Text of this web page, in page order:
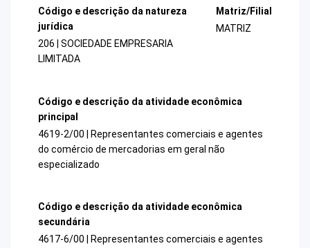
Código e descrição da natureza
jurídica
206 | SOCIEDADE EMPRESARIA
LIMITADA
Matriz/Filial
MATRIZ
Código e descrição da atividade econômica
principal
4619-2/00 | Representantes comerciais e agentes
do comércio de mercadorias em geral não
especializado
Código e descrição da atividade econômica
secundária
4617-6/00 | Representantes comerciais e agentes